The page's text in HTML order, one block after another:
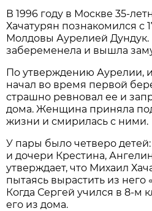
В 1996 году в Москве 35-
Хачатурян познакомился с
Молдовы Аурелией Дундук.
забеременела и вышла
По утверждению Аурелии,
начал во время первой
страшно ревновал ее и
дома. Женщина приняла
жизни и смирилась с ними.
У пары было четверо
и дочери Крестина,
утверждает, что Михаил
пытаясь вырастить из него
Когда Сергей учился в 8-м
его из дома.